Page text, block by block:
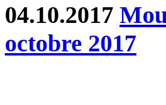
04.10.2017
octobre 2017